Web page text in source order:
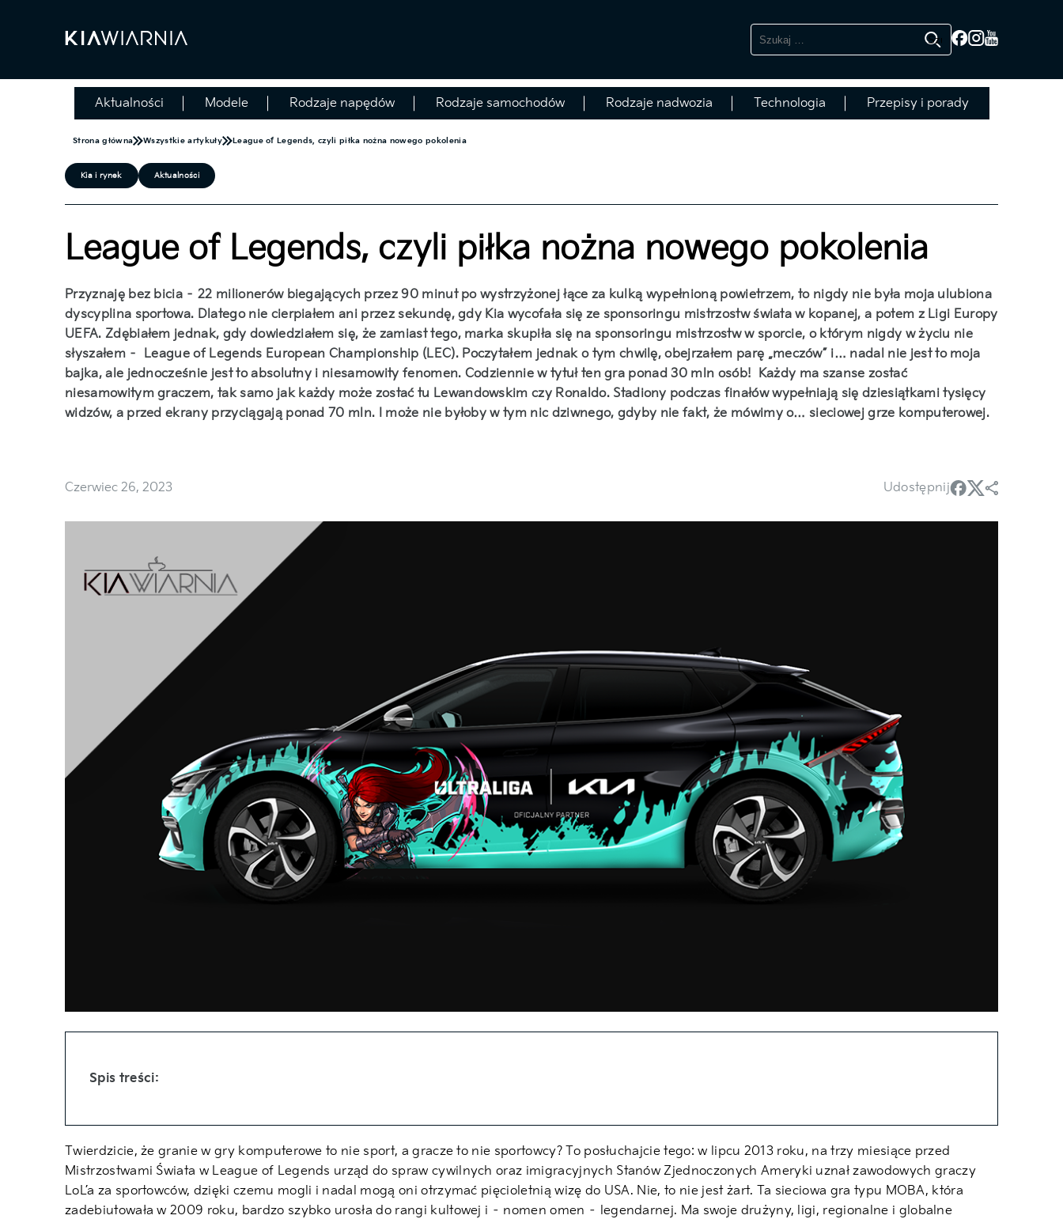
Szukaj:
Aktualności Modele Rodzaje napędów Rodzaje samochodów Rodzaje nadwozia Technologia Przepisy i porady
Strona główna Wszystkie artykuły League of Legends, czyli piłka nożna nowego pokolenia
Kia i rynek Aktualności
League of Legends, czyli piłka nożna nowego pokolenia
Przyznaję bez bicia – 22 milionerów biegających przez 90 minut po wystrzyżonej łące za kulką wypełnioną powietrzem, to nigdy nie była moja ulubiona
dyscyplina sportowa. Dlatego nie cierpiałem ani przez sekundę, gdy Kia wycofała się ze sponsoringu mistrzostw świata w kopanej, a potem z Ligi Europy
UEFA. Zdębiałem jednak, gdy dowiedziałem się, że zamiast tego, marka skupiła się na sponsoringu mistrzostw w sporcie, o którym nigdy w życiu nie
słyszałem – League of Legends European Championship (LEC). Poczytałem jednak o tym chwilę, obejrzałem parę „meczów” i… nadal nie jest to moja
bajka, ale jednocześnie jest to absolutny i niesamowity fenomen. Codziennie w tytuł ten gra ponad 30 mln osób! Każdy ma szanse zostać
niesamowitym graczem, tak samo jak każdy może zostać tu Lewandowskim czy Ronaldo. Stadiony podczas finałów wypełniają się dziesiątkami tysięcy
widzów, a przed ekrany przyciągają ponad 70 mln. I może nie byłoby w tym nic dziwnego, gdyby nie fakt, że mówimy o… sieciowej grze komputerowej.
Czerwiec 26, 2023 Udostępnij
Spis treści:
Twierdzicie, że granie w gry komputerowe to nie sport, a gracze to nie sportowcy? To posłuchajcie tego: w lipcu 2013 roku, na trzy miesiące przed
Mistrzostwami Świata w League of Legends urząd do spraw cywilnych oraz imigracyjnych Stanów Zjednoczonych Ameryki uznał zawodowych graczy
LoL’a za sportowców, dzięki czemu mogli i nadal mogą oni otrzymać pięcioletnią wizę do USA. Nie, to nie jest żart. Ta sieciowa gra typu MOBA, która
zadebiutowała w 2009 roku, bardzo szybko urosła do rangi kultowej i – nomen omen – legendarnej. Ma swoje drużyny, ligi, regionalne i globalne